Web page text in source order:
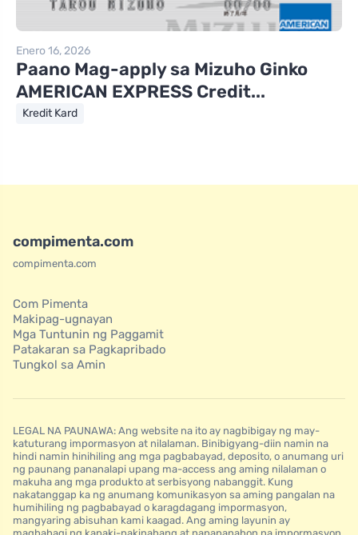
Enero 16, 2026
Paano Mag-apply sa Mizuho Ginko
AMERICAN EXPRESS Credit...
Kredit Kard
compimenta.com
compimenta.com
Com Pimenta
Makipag-ugnayan
Mga Tuntunin ng Paggamit
Patakaran sa Pagkapribado
Tungkol sa Amin
LEGAL NA PAUNAWA: Ang website na ito ay nagbibigay ng may-
katuturang impormasyon at nilalaman. Binibigyang-diin namin na
hindi namin hinihiling ang mga pagbabayad, deposito, o anumang uri
ng paunang pananalapi upang ma-access ang aming nilalaman o
makuha ang mga produkto at serbisyong nabanggit. Kung
nakatanggap ka ng anumang komunikasyon sa aming pangalan na
humihiling ng pagbabayad o karagdagang impormasyon,
mangyaring abisuhan kami kaagad. Ang aming layunin ay